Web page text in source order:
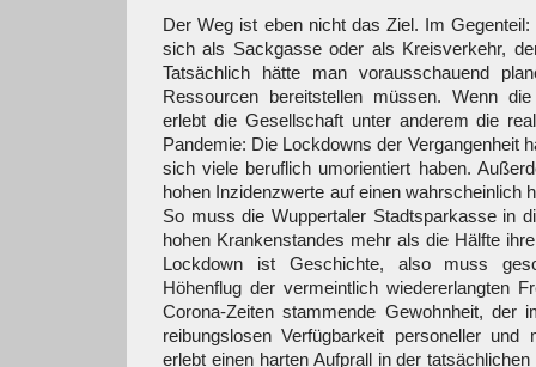
Der Weg ist eben nicht das Ziel. Im
sich als Sackgasse oder als Kreisverkehr,
Tatsächlich hätte man vorausschauend
Ressourcen bereitstellen müssen. Wenn
erlebt die Gesellschaft unter anderem die
Pandemie: Die Lockdowns der Vergangenheit
sich viele beruflich umorientiert haben.
hohen Inzidenzwerte auf einen wahrscheinlich
So muss die Wuppertaler Stadtsparkasse in
hohen Krankenstandes mehr als die Hälfte
Lockdown ist Geschichte, also muss
Höhenflug der vermeintlich wiedererlangten
Corona-Zeiten stammende Gewohnheit, der
reibungslosen Verfügbarkeit personeller und
erlebt einen harten Aufprall in der